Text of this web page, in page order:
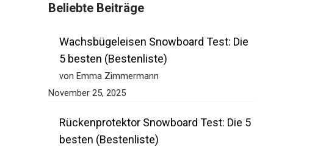
Beliebte Beiträge
Wachsbügeleisen Snowboard Test: Die
5 besten (Bestenliste)
von Emma Zimmermann
November 25, 2025
Rückenprotektor Snowboard Test: Die 5
besten (Bestenliste)